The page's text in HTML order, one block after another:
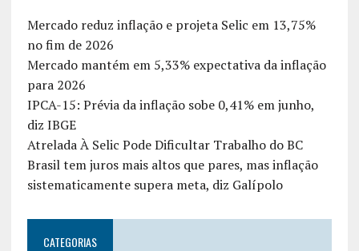
Mercado reduz inflação e projeta Selic em 13,75%
no fim de 2026
Mercado mantém em 5,33% expectativa da inflação
para 2026
IPCA-15: Prévia da inflação sobe 0,41% em junho,
diz IBGE
Atrelada À Selic Pode Dificultar Trabalho do BC
Brasil tem juros mais altos que pares, mas inflação
sistematicamente supera meta, diz Galípolo
CATEGORIAS